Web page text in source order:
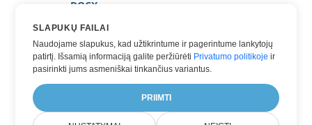
DOCX
HTML
PDF
TXT
SLAPUKŲ FAILAI
Naudojame slapukus, kad užtikrintume ir pagerintume lankytojų
patirtį. Išsamią informaciją galite peržiūrėti Privatumo politikoje ir
pasirinkti jums asmeniškai tinkančius variantus.
PRIIMTI